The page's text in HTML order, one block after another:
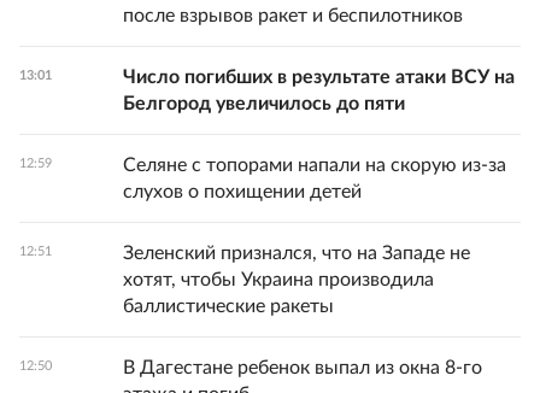
после взрывов ракет и беспилотников
13:01
Число погибших в результате атаки ВСУ на
Белгород увеличилось до пяти
12:59
Селяне с топорами напали на скорую из-за
слухов о похищении детей
12:51
Зеленский признался, что на Западе не
хотят, чтобы Украина производила
баллистические ракеты
12:50
В Дагестане ребенок выпал из окна 8-го